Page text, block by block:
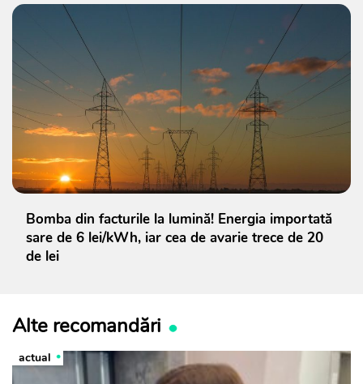
Bomba din facturile la lumină! Energia importată
sare de 6 lei/kWh, iar cea de avarie trece de 20
de lei
Alte recomandări
actual